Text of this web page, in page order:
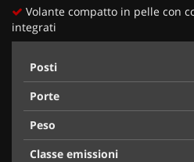
Volante compatto in pelle con
integrati
Posti
Porte
Peso
Classe emissioni